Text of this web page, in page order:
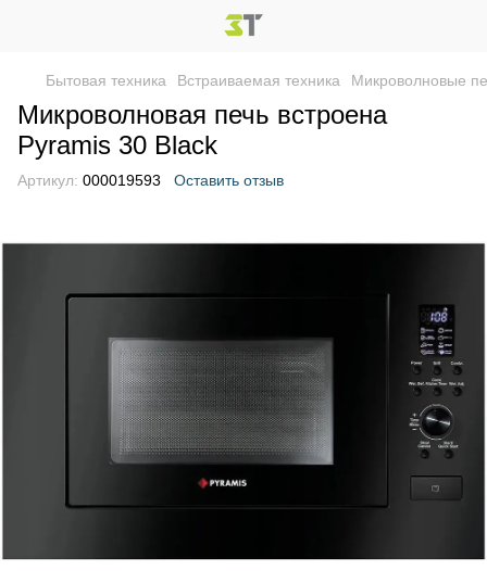
Бытовая техника Встраиваемая техника Микроволновые
Микроволновая печь встроена
Pyramis 30 Black
Артикул: 000019593 Оставить отзыв